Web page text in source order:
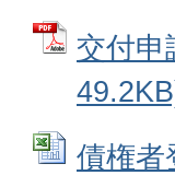
交付
債権者